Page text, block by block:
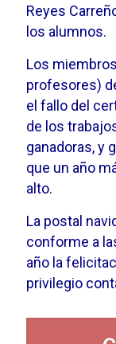
Reyes
los alumnos.
Los
profesores)
el fallo del
de los
ganadoras, y
que un año
alto.
La postal
conforme a
año la
privilegio